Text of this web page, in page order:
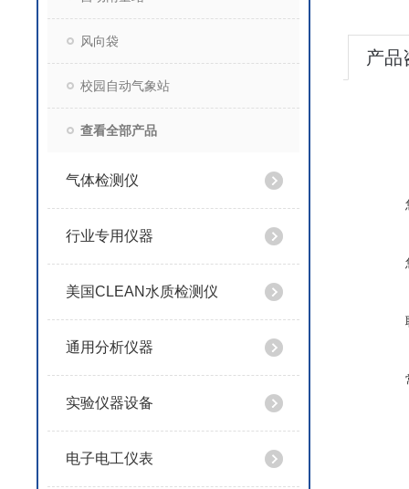
风向袋
校园自动气象站
查看全部产品
气体检测仪
行业专用仪器
美国CLEAN水质检测仪
通用分析仪器
实验仪器设备
电子电工仪表
产品